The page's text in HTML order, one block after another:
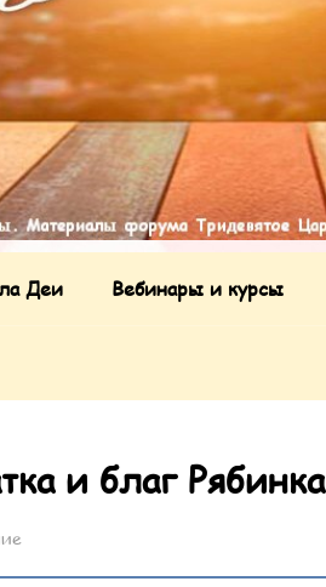
Деи Вебинары и курсы
и благ Рябинка